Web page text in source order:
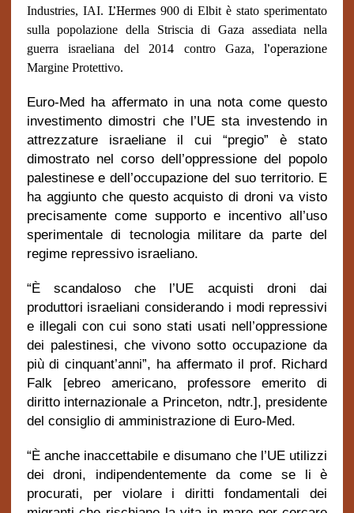
Industries, IAI. L’Hermes900 di Elbit è stato sperimentato
sulla popolazione della Striscia di Gaza assediata nella
guerra israeliana del 2014 contro Gaza,l’operazione
Margine Protettivo.
Euro-Med ha affermato in una nota come questo
investimento dimostri che l’UE sta investendo in
attrezzature israeliane il cui “pregio” è stato
dimostrato nel corso dell’oppressione del popolo
palestinese e dell’occupazione del suo territorio. E
ha aggiunto che questo acquisto di droni va visto
precisamente come supporto e incentivo all’uso
sperimentale di tecnologia militare da parte del
regime repressivo israeliano.
“È scandaloso che l’UE acquisti droni dai
produttori israeliani considerando i modi repressivi
e illegali con cui sono stati usati nell’oppressione
dei palestinesi, che vivono sotto occupazione da
più di cinquant’anni”, ha affermato il prof. Richard
Falk [ebreo americano, professore emerito di
diritto internazionale a Princeton, ndtr.], presidente
del consiglio di amministrazione di Euro-Med.
“È anche inaccettabile e disumano che l’UE utilizzi
dei droni, indipendentemente da come se li è
procurati, per violare i diritti fondamentali dei